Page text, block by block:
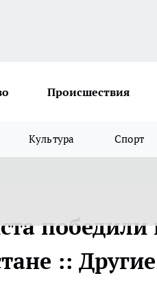
Происшествия
Культура Спорт
победили
::